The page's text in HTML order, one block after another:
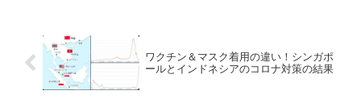
ワクチン＆マスク着用の違い！シンガポ
ールとインドネシアのコロナ対策の結果